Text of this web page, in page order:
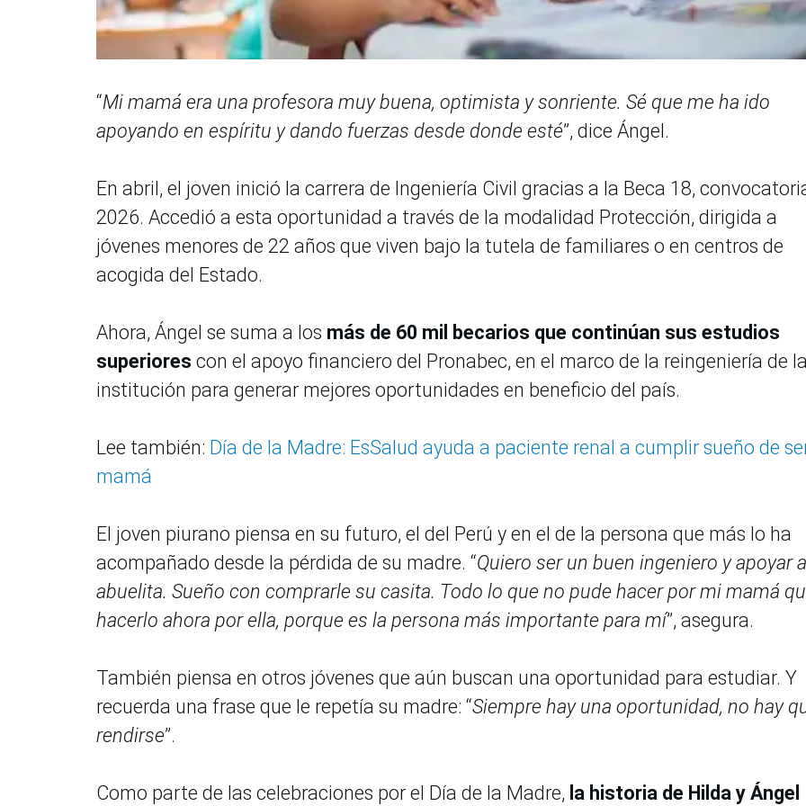
“Mi mamá era una profesora muy buena, optimista y sonriente. Sé que me ha ido
apoyando en espíritu y dando fuerzas desde donde esté”, dice Ángel.
En abril, el joven inició la carrera de Ingeniería Civil gracias a la Beca 18,
2026. Accedió a esta oportunidad a través de la modalidad Protección, dirigida a
jóvenes menores de 22 años que viven bajo la tutela de familiares o en centros de
acogida del Estado.
Ahora, Ángel se suma a los más de 60 mil becarios que continúan sus estudios
superiores con el apoyo financiero del Pronabec, en el marco de la reingeniería de
institución para generar mejores oportunidades en beneficio del país.
Lee también: Día de la Madre: EsSalud ayuda a paciente renal a cumplir sueño de
mamá
El joven piurano piensa en su futuro, el del Perú y en el de la persona que más lo ha
acompañado desde la pérdida de su madre. “Quiero ser un buen ingeniero y apoyar
abuelita. Sueño con comprarle su casita. Todo lo que no pude hacer por mi mamá
hacerlo ahora por ella, porque es la persona más importante para mí”, asegura.
También piensa en otros jóvenes que aún buscan una oportunidad para estudiar. Y
recuerda una frase que le repetía su madre: “Siempre hay una oportunidad, no hay
rendirse”.
Como parte de las celebraciones por el Día de la Madre, la historia de Hilda y Ángel